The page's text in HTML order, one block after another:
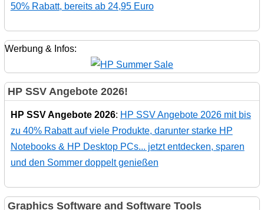
50% Rabatt, bereits ab 24,95 Euro
Werbung & Infos:
HP SSV Angebote 2026!
HP SSV Angebote 2026: HP SSV Angebote 2026 mit bis
zu 40% Rabatt auf viele Produkte, darunter starke HP
Notebooks & HP Desktop PCs... jetzt entdecken, sparen
und den Sommer doppelt genießen
Graphics Software and Software Tools